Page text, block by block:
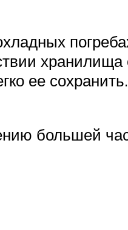
ее сохранить.
большей